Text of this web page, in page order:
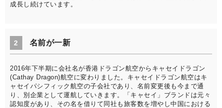
成長し続けています。
2 名前が一新
2016年下半期に会社名が香港ドラゴン航空からキャセイドラゴン
(Cathay Dragon)航空に変わりました。キャセイドラゴン航空はキ
ャセイパシフィック航空の子会社であり、名前変更後も今まで通
り、別企業として運航していきます。「キャセイ」ブランドは元々
認知度があり、その名を借りて同社も旅客数を増やし中国における